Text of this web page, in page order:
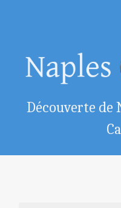
Découverte de